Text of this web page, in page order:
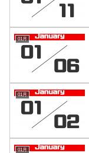
01月
01月
01月